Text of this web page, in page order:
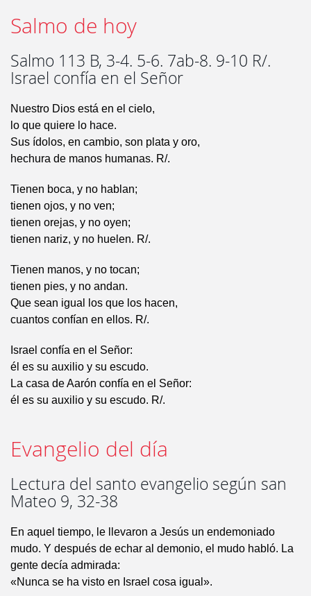
Salmo de hoy
Salmo 113 B, 3-4. 5-6. 7ab-8. 9-10 R/.
Israel confía en el Señor
Nuestro Dios está en el cielo,
lo que quiere lo hace.
Sus ídolos, en cambio, son plata y oro,
hechura de manos humanas. R/.
Tienen boca, y no hablan;
tienen ojos, y no ven;
tienen orejas, y no oyen;
tienen nariz, y no huelen. R/.
Tienen manos, y no tocan;
tienen pies, y no andan.
Que sean igual los que los hacen,
cuantos confían en ellos. R/.
Israel confía en el Señor:
él es su auxilio y su escudo.
La casa de Aarón confía en el Señor:
él es su auxilio y su escudo. R/.
Evangelio del día
Lectura del santo evangelio según san
Mateo 9, 32-38
En aquel tiempo, le llevaron a Jesús un endemoniado
mudo. Y después de echar al demonio, el mudo habló. La
gente decía admirada:
«Nunca se ha visto en Israel cosa igual».